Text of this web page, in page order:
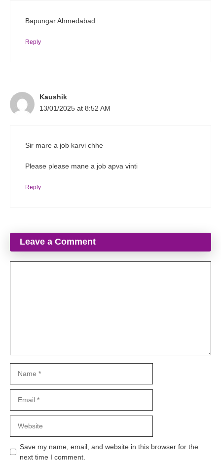
Bapungar Ahmedabad
Reply
Kaushik
13/01/2025 at 8:52 AM
Sir mare a job karvi chhe
Please please mane a job apva vinti
Reply
Leave a Comment
Save my name, email, and website in this browser for the
next time I comment.